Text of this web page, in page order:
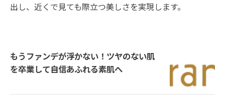
出し、近くで見ても際立つ美しさを実現します。
もうファンデが浮かない！ツヤのない肌
を卒業して自信あふれる素肌へ